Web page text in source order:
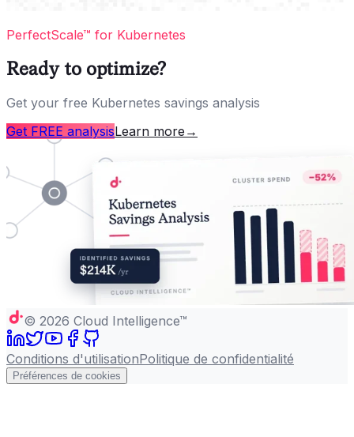
PerfectScale™ for Kubernetes
Ready to optimize?
Get your free Kubernetes savings analysis
Get FREE analysisLearn more →
© 2026 Cloud Intelligence™
Conditions d'utilisationPolitique de confidentialité
Préférences de cookies